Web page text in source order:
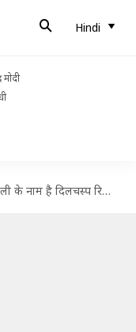
Hindi
मोदी
रिकॉर्ड, ऐसा करने वाले इकलौते बल्लेबाज